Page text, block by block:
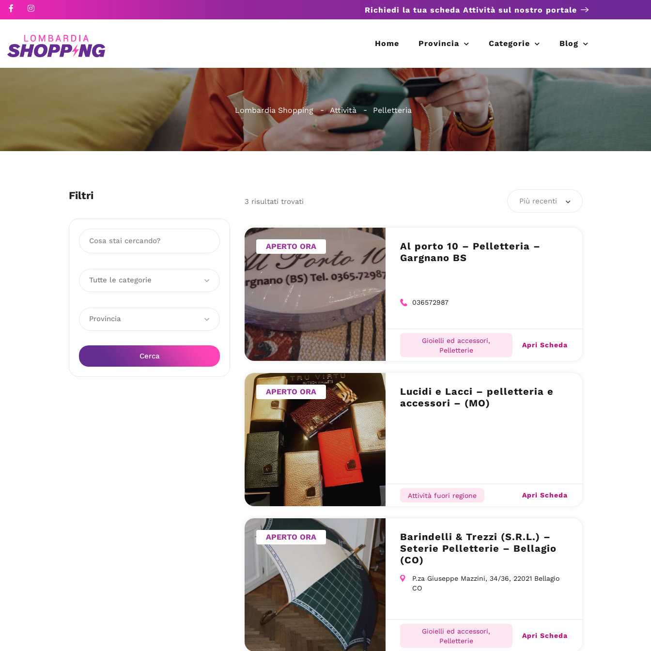
Richiedi la tua scheda Attività sul nostro portale
Home Provincia Categorie Blog
Lombardia Shopping Attività Pelletteria
Filtri
Tutte le categorie
Provincia
Cerca
3 risultati trovati Più recenti
APERTO ORA
Al porto 10 – Pelletteria –
Gargnano BS
036572987
Gioielli ed accessori,
Pelletterie
Apri Scheda
APERTO ORA
Lucidi e Lacci – pelletteria e
accessori – (MO)
Attività fuori regione Apri Scheda
APERTO ORA
Barindelli & Trezzi (S.R.L.) –
Seterie Pelletterie – Bellagio
(CO)
P.za Giuseppe Mazzini, 34/36, 22021 Bellagio
CO
Gioielli ed accessori,
Pelletterie
Apri Scheda